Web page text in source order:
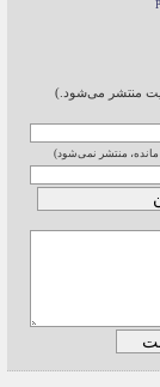
منتشر می‌شود.)
مانده، منتشر نمی‌شود)